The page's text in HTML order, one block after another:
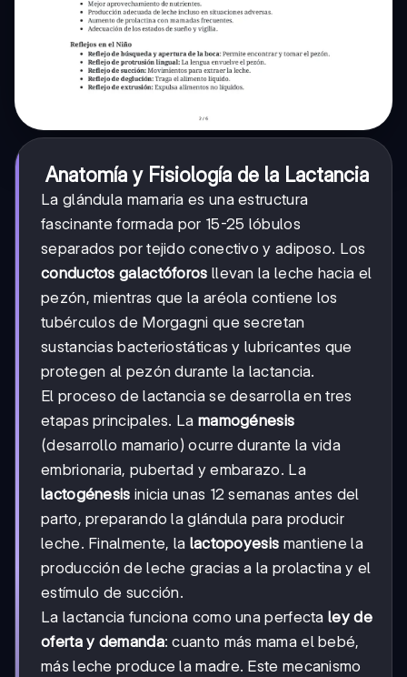
Anatomía y Fisiología de la Lactancia
La glándula mamaria es una estructura
fascinante formada por 15-25 lóbulos
separados por tejido conectivo y adiposo. Los
conductos galactóforos llevan la leche hacia el
pezón, mientras que la aréola contiene los
tubérculos de Morgagni que secretan
sustancias bacteriostáticas y lubricantes que
protegen al pezón durante la lactancia.
El proceso de lactancia se desarrolla en tres
etapas principales. La mamogénesis
(desarrollo mamario) ocurre durante la vida
embrionaria, pubertad y embarazo. La
lactogénesis inicia unas 12 semanas antes del
parto, preparando la glándula para producir
leche. Finalmente, la lactopoyesis mantiene la
producción de leche gracias a la prolactina y el
estímulo de succión.
La lactancia funciona como una perfecta ley de
oferta y demanda: cuanto más mama el bebé,
más leche produce la madre. Este mecanismo